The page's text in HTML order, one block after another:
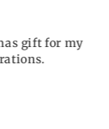
gift for my